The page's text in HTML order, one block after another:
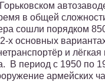
в общей
сошли порядком
х основных
и
В период с 1950 по
армейских